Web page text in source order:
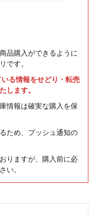
品購入ができるように
です。
る情報をせどり・転売
します。
情報は確実な購入を保
ため、プッシュ通知の
りますが、購入前に必
い。